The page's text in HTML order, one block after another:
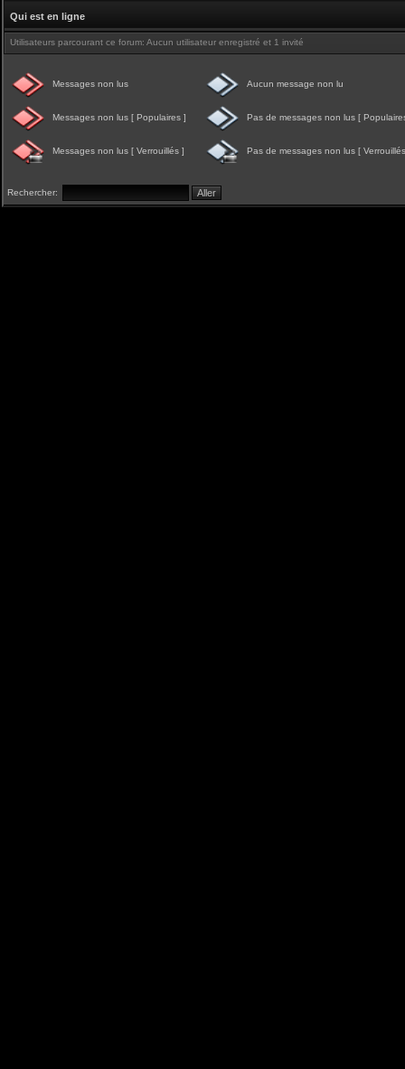
Qui est en ligne
Utilisateurs parcourant ce forum: Aucun utilisateur enregistré et 1 invité
Messages non lus Aucun message non lu
Messages non lus [ Populaires ] Pas de messages non lus [
Messages non lus [ Verrouillés ] Pas de messages non lus [
Rechercher: